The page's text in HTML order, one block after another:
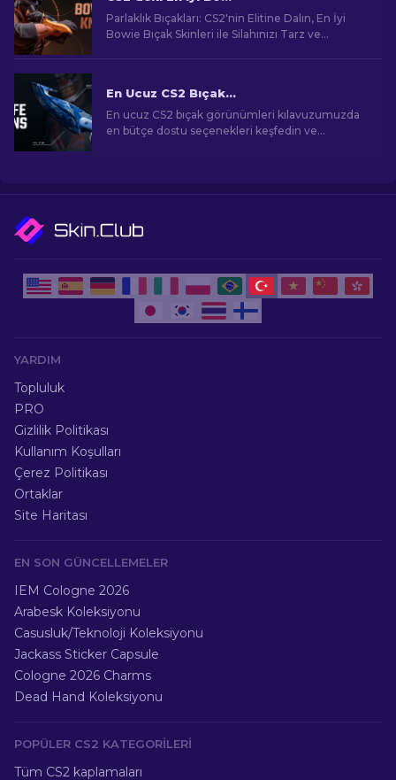
Parlaklık Bıçakları: CS2'nin Elitine Dalın, En İyi
Bowie Bıçak Skinleri ile Silahınızı Tarz ve
En Ucuz CS2 Bıçak Görünümleri [2026]
En ucuz CS2 bıçak görünümleri kılavuzumuzda
en bütçe dostu seçenekleri keşfedin ve
YARDIM
Topluluk
PRO
Gizlilik Politikası
Kullanım Koşulları
Çerez Politikası
Ortaklar
Site Haritası
EN SON GÜNCELLEMELER
IEM Cologne 2026
Arabesk Koleksiyonu
Casusluk/Teknoloji Koleksiyonu
Jackass Sticker Capsule
Cologne 2026 Charms
Dead Hand Koleksiyonu
POPÜLER CS2 KATEGORILERI
Tüm CS2 kaplamaları